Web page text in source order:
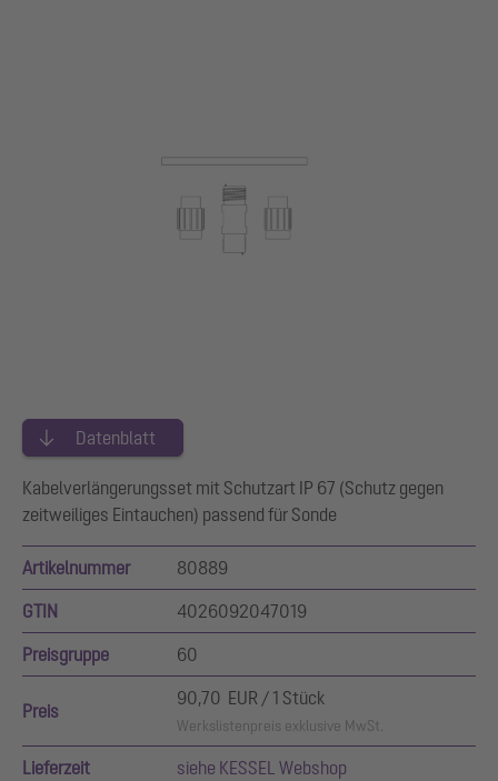
Datenblatt
Kabelverlängerungsset mit Schutzart IP 67 (Schutz gegen
zeitweiliges Eintauchen) passend für Sonde
Artikelnummer 80889
GTIN 4026092047019
Preisgruppe 60
Preis
90,70 EUR / 1 Stück
Werkslistenpreis exklusive MwSt.
Lieferzeit siehe KESSEL Webshop